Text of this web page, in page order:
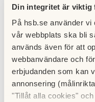
Din integritet är viktig
På hsb.se använder
vår webbplats ska bli
används även för att
webbanvändare och
erbjudanden som kan
annonsering
"Tillåt alla cookies"
Pris
Löpande årsavgift:
Förening med 1-20 lgh
Förening med 21-40lgh
Förening med 41-
Kontakta oss om du vill